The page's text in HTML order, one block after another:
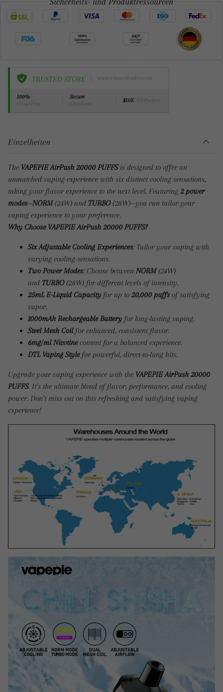
TRUSTED STORE www.citruscloudss.com
100%
Issue-Free
Secure
Checkout
$10K ID Protect
Einzelheiten